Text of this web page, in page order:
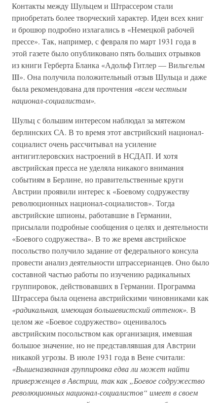
Контакты между Шульцем и Штрассером стали
приобретать более творческий характер. Идеи всех книг
и брошюр подробно излагались в «Немецкой рабочей
прессе». Так, например, с февраля по март 1931 года в
этой газете было опубликовано пять больших отрывков
из книги Герберта Бланка «Адольф Гитлер — Вильгельм
III». Она получила положительный отзыв Шульца и даже
была рекомендована для прочтения «всем честным
национал-социалистам».
Шульц с большим интересом наблюдал за мятежом
берлинских СА. В то время этот австрийский национал-
социалист очень рассчитывал на усиление
антигитлеровских настроений в НСДАП. И хотя
австрийская пресса не уделяла никакого внимания
событиям в Берлине, но правительственные круги
Австрии проявили интерес к «Боевому содружеству
революционных национал-социалистов». Тогда
австрийские шпионы, работавшие в Германии,
присылали подробные сообщения о целях и деятельности
«Боевого содружества». В то же время австрийское
посольство получило задание от федерального консула
провести анализ деятельности штрассерианцев. Оно было
составной частью работы по изучению радикальных
группировок, действовавших в Германии. Программа
Штрассера была оценена австрийскими чиновниками как
«радикальная, имеющая большевистский оттенок». В
целом же «Боевое содружество» оценивалось
австрийским посольством как организация, имевшая
большое значение, но не представлявшая для Австрии
никакой угрозы. В июле 1931 года в Вене считали:
«Вышеназванная группировка едва ли может найти
приверженцев в Австрии, так как „Боевое содружество
революционных национал-социалистов“ имеет в своем